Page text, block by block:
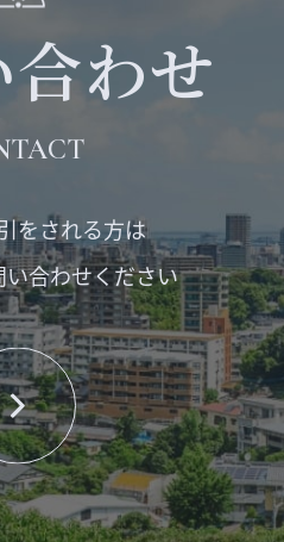
わせ
をされる方は
合わせください